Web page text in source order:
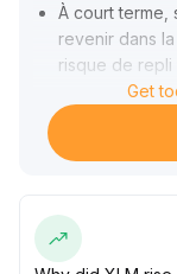
À court terme,
revenir dans
risque de
Les données
les taux de
À moyen et
dans la
Get